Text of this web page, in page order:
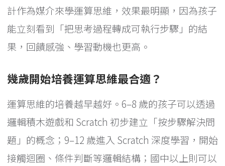
計作為媒介來學運算思維，效果最明顯，因為孩子
能立刻看到「把思考過程轉成可執行步驟」的結
果，回饋感強、學習動機也更高。
幾歲開始培養運算思維最合適？
運算思維的培養越早越好。6–8 歲的孩子可以透過
邏輯積木遊戲和 Scratch 初步建立「按步驟解決問
題」的概念；9–12 歲進入 Scratch 深度學習，開始
接觸迴圈、條件判斷等邏輯結構；國中以上則可以